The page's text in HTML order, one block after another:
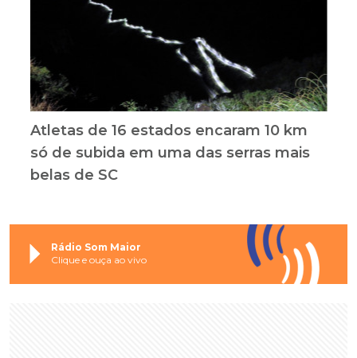
Atletas de 16 estados encaram 10 km
só de subida em uma das serras mais
belas de SC
Rádio Som Maior
Clique e ouça ao vivo